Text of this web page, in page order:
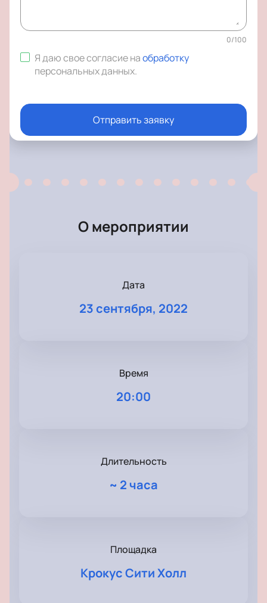
0/100
Я даю свое согласие наобработку
персональных данных.
Отправить заявку
О мероприятии
Дата
23 сентября, 2022
Время
20:00
Длительность
~ 2 часа
Площадка
Крокус Сити Холл